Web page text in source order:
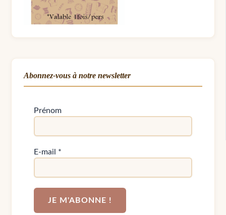
Abonnez-vous à notre newsletter
Prénom
E-mail *